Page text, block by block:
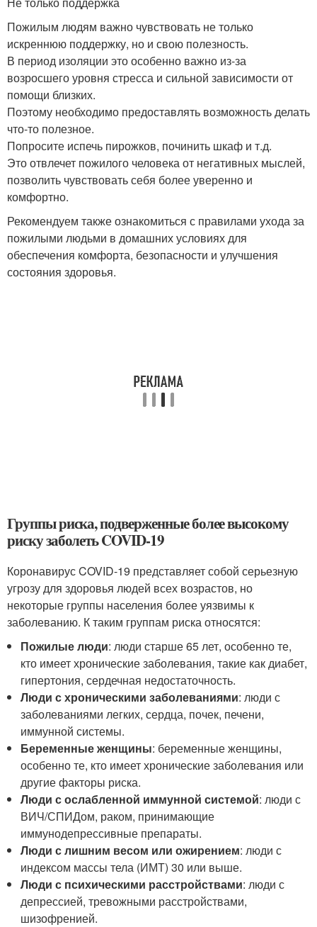
Пожилым людям важно чувствовать не только
искреннюю поддержку, но и свою полезность.
В период изоляции это особенно важно из-за
возросшего уровня стресса и сильной зависимости от
помощи близких.
Поэтому необходимо предоставлять возможность делать
что-то полезное.
Попросите испечь пирожков, починить шкаф и т.д.
Это отвлечет пожилого человека от негативных мыслей,
позволить чувствовать себя более уверенно и
комфортно.
Рекомендуем также ознакомиться с правилами ухода за
пожилыми людьми в домашних условиях для
обеспечения комфорта, безопасности и улучшения
состояния здоровья.
Группы риска, подверженные более высокому
риску заболеть COVID-19
Коронавирус COVID-19 представляет собой серьезную
угрозу для здоровья людей всех возрастов, но
некоторые группы населения более уязвимы к
заболеванию. К таким группам риска относятся:
Пожилые люди: люди старше 65 лет, особенно те,
кто имеет хронические заболевания, такие как диабет,
гипертония, сердечная недостаточность.
Люди с хроническими заболеваниями: люди с
заболеваниями легких, сердца, почек, печени,
иммунной системы.
Беременные женщины: беременные женщины,
особенно те, кто имеет хронические заболевания или
другие факторы риска.
Люди с ослабленной иммунной системой: люди с
ВИЧ/СПИДом, раком, принимающие
иммунодепрессивные препараты.
Люди с лишним весом или ожирением: люди с
индексом массы тела (ИМТ) 30 или выше.
Люди с психическими расстройствами: люди с
депрессией, тревожными расстройствами,
шизофренией.